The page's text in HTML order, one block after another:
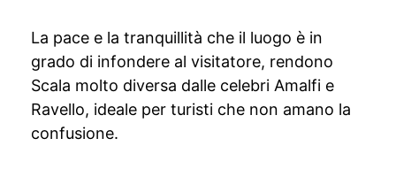
La pace e la tranquillità che il luogo è in
grado di infondere al visitatore, rendono
Scala molto diversa dalle celebri Amalfi e
Ravello, ideale per turisti che non amano la
confusione.